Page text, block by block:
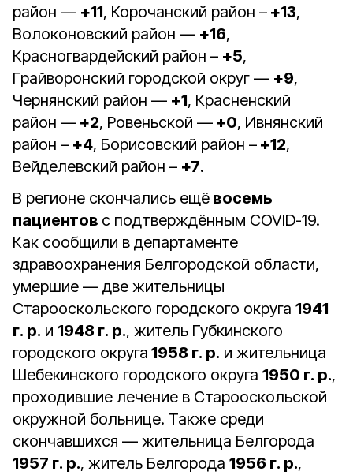
район — +11, Корочанский район – +13,
Волоконовский район — +16,
Красногвардейский район – +5,
Грайворонский городской округ — +9,
Чернянский район — +1, Красненский
район — +2, Ровеньской — +0, Ивнянский
район – +4, Борисовский район – +12,
Вейделевский район – +7.
В регионе скончались ещё восемь
пациентов с подтверждённым COVID-19.
Как сообщили в департаменте
здравоохранения Белгородской области,
умершие — две жительницы
Старооскольского городского округа 1941
г. р. и 1948 г. р., житель Губкинского
городского округа 1958 г. р. и жительница
Шебекинского городского округа 1950 г. р.,
проходившие лечение в Старооскольской
окружной больнице. Также среди
скончавшихся — жительница Белгорода
1957 г. р., житель Белгорода 1956 г. р.,